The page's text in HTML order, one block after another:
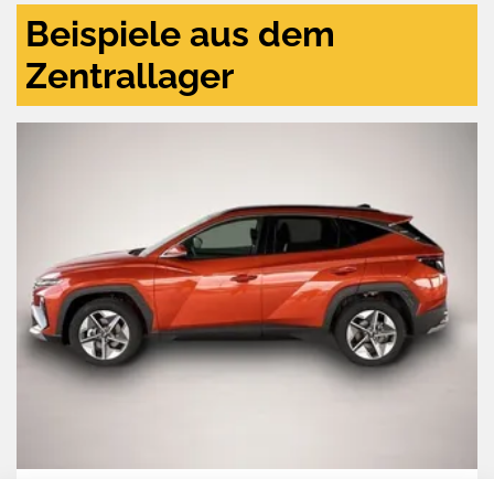
Beispiele aus dem
Zentrallager